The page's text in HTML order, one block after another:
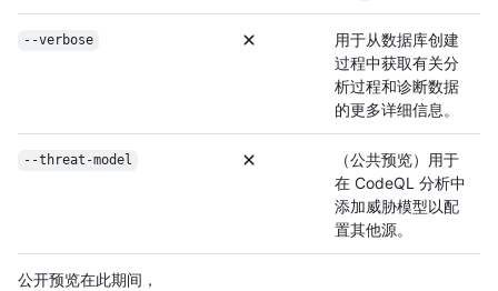
--verbose
用于从数据库创建
过程中获取有关分
析过程和诊断数据
的更多详细信息。
--threat-model
（公共预览）用于
在 CodeQL 分析中
添加威胁模型以配
置其他源。
公开预览在此期间，